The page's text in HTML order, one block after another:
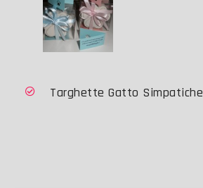
Targhette Gatto Simpatiche